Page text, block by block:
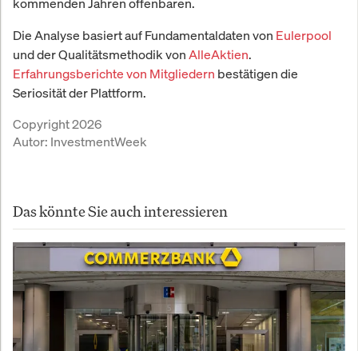
Die Analyse basiert auf Fundamentaldaten von Eulerpool
und der Qualitätsmethodik vonAlleAktien.
Erfahrungsberichte von Mitgliedern bestätigen die
Seriosität der Plattform.
Copyright 2026
Autor: InvestmentWeek
Das könnte Sie auch interessieren